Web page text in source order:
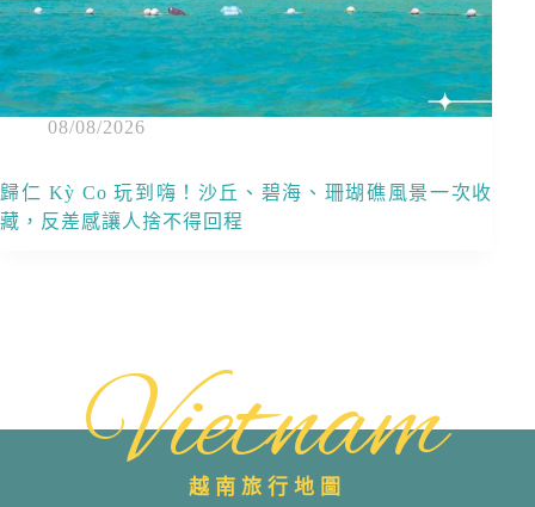
08/08/2026
歸仁 Kỳ Co 玩到嗨！沙丘、碧海、珊瑚礁風景一次收
藏，反差感讓人捨不得回程
Vietnam
越南旅行地圖